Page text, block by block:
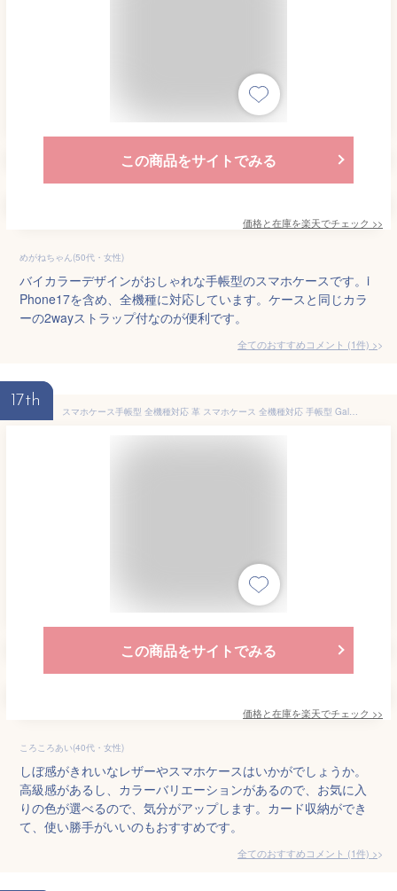
この商品をサイトでみる
価格と在庫を楽天でチェック >>
めがねちゃん(50代・女性)
バイカラーデザインがおしゃれな手帳型のスマホケースです。i
Phone17を含め、全機種に対応しています。ケースと同じカラ
ーの2wayストラップ付なのが便利です。
全てのおすすめコメント (1件) >
17th
スマホケース手帳型 全機種対応 革 スマホケース 全機種対応 手帳型 Galaxy S22 ケース 手帳型 本革 Galaxy S22 Ultra レザー iPhone16e ケース 手帳型 iPhone17 ケース Xperia5 IVケース 手帳型 Google Pixel 10 ケース AQUOS sense8 ケース スマホケース Galaxy S22
この商品をサイトでみる
価格と在庫を楽天でチェック >>
ころころあい(40代・女性)
しぼ感がきれいなレザーやスマホケースはいかがでしょうか。
高級感があるし、カラーバリエーションがあるので、お気に入
りの色が選べるので、気分がアップします。カード収納ができ
て、使い勝手がいいのもおすすめです。
全てのおすすめコメント (1件) >